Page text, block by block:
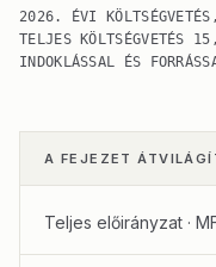
2026. ÉVI
TELJES KÖLTSÉGVETÉS
INDOKLÁSSAL ÉS
A FEJEZET
Teljes előirányzat ·